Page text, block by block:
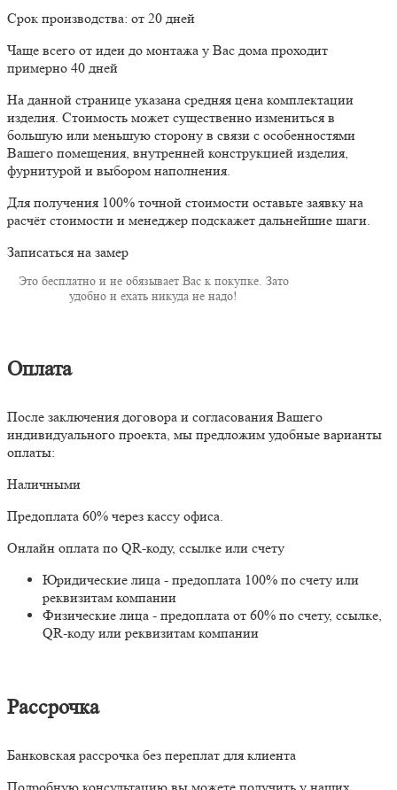
Срок производства: от 20 дней
Чаще всего от идеи до монтажа у Вас дома проходит
примерно 40 дней
На данной странице указана средняя цена комплектации
изделия. Стоимость может существенно измениться в
большую или меньшую сторону в связи с особенностями
Вашего помещения, внутренней конструкцией изделия,
фурнитурой и выбором наполнения.
Для получения 100% точной стоимости оставьте заявку на
расчёт стоимости и менеджер подскажет дальнейшие шаги.
Записаться на замер
Это бесплатно и не обязывает Вас к покупке. Зато
удобно и ехать никуда не надо!
Оплата
После заключения договора и согласования Вашего
индивидуального проекта, мы предложим удобные варианты
оплаты:
Наличными
Предоплата 60% через кассу офиса.
Онлайн оплата по QR-коду, ссылке или счету
Юридические лица - предоплата 100% по счету или
реквизитам компании
Физические лица - предоплата от 60% по счету, ссылке,
QR-коду или реквизитам компании
Рассрочка
Банковская рассрочка без переплат для клиента